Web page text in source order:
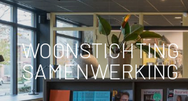
WOONSTICHTING
SAMENWERKING